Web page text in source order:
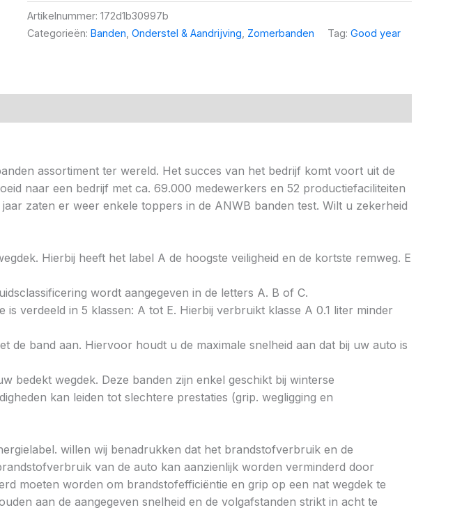
Artikelnummer: 172d1b30997b
Categorieën: Banden Onderstel & Aandrijving Zomerbanden Tag: Good year
assortiment ter wereld. Het succes van het bedrijf komt voort uit de
naar een bedrijf met ca. 69.000 medewerkers en 52 productiefaciliteiten
zaten er weer enkele toppers in de ANWB banden test. Wilt u zekerheid
Hierbij heeft het label A de hoogste veiligheid en de kortste remweg. E
wordt aangegeven in de letters A. B of C.
verdeeld in 5 klassen: A tot E. Hierbij verbruikt klasse A 0.1 liter minder
de band aan. Hiervoor houdt u de maximale snelheid aan dat bij uw auto is
bedekt wegdek. Deze banden zijn enkel geschikt bij winterse
kan leiden tot slechtere prestaties (grip. wegligging en
willen wij benadrukken dat het brandstofverbruik en de
van de auto kan aanzienlijk worden verminderd door
moeten worden om brandstofefficiëntie en grip op een nat wegdek te
aan de aangegeven snelheid en de volgafstanden strikt in acht te